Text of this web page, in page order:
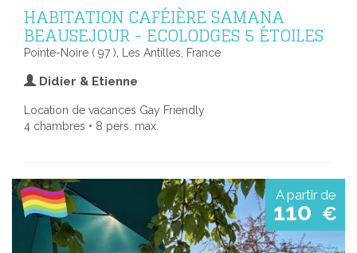
HABITATION CAFÉIÈRE SAMANA
BEAUSEJOUR - ECOLODGES 5 ÉTOILES
Pointe-Noire ( 97 ), Les Antilles, France
Didier & Etienne
Location de vacances Gay Friendly
4 chambres • 8 pers. max.
A partir de
110 €